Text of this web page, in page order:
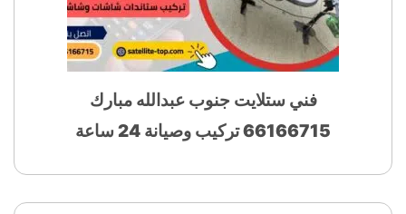
فني ستلايت جنوب عبدالله مبارك
66166715 تركيب وصيانة 24 ساعة